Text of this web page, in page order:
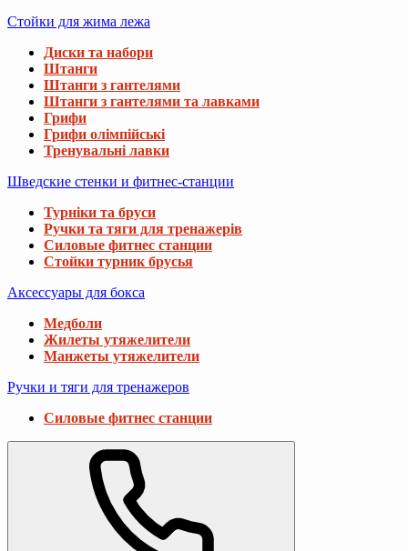
Стойки для жима лежа
Диски та набори
Штанги
Штанги з гантелями
Штанги з гантелями та лавками
Грифи
Грифи олімпійські
Тренувальні лавки
Шведские стенки и фитнес-станции
Турніки та бруси
Ручки та тяги для тренажерів
Силовые фитнес станции
Стойки турник брусья
Аксессуары для бокса
Медболи
Жилеты утяжелители
Манжеты утяжелители
Ручки и тяги для тренажеров
Силовые фитнес станции